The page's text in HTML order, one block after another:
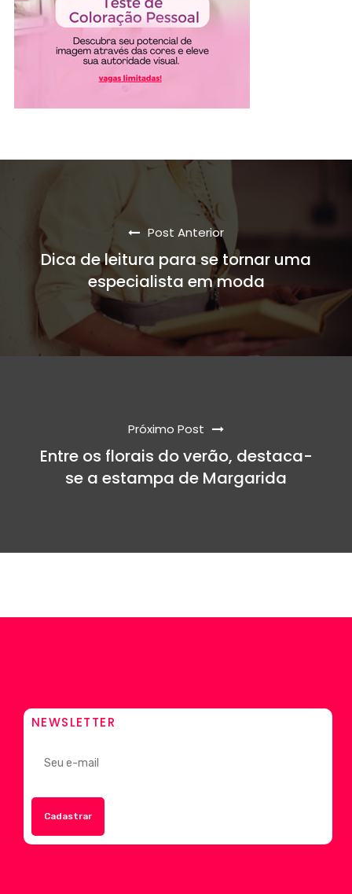
Post Anterior
Dica de leitura para se tornar uma
especialista em moda
Próximo Post
Entre os florais do verão, destaca-
se a estampa de Margarida
NEWSLETTER